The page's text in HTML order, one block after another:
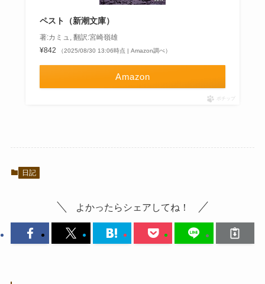
ペスト（新潮文庫）
著:カミュ, 翻訳:宮崎嶺雄
¥842
（2025/08/30 13:06時点 | Amazon調べ）
Amazon
ポチップ
日記
よかったらシェアしてね！